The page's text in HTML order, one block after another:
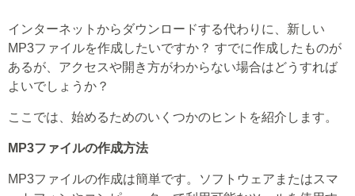
インターネットからダウンロードする代わりに、新しい
MP3ファイルを作成したいですか？ すでに作成したものが
あるが、アクセスや開き方がわからない場合はどうすれば
よいでしょうか？
ここでは、始めるためのいくつかのヒントを紹介します。
MP3ファイルの作成方法
MP3ファイルの作成は簡単です。ソフトウェアまたはスマ